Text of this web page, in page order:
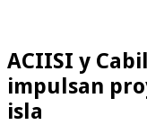
ACIISI y
impulsan
isla